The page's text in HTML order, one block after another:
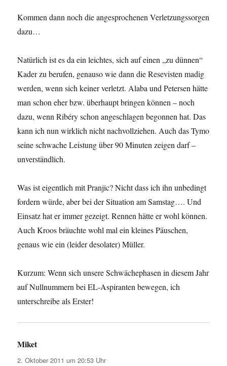
Kommen dann noch die angesprochenen Verletzungssorgen
dazu…
Natürlich ist es da ein leichtes, sich auf einen „zu dünnen“
Kader zu berufen, genauso wie dann die Resevisten madig
werden, wenn sich keiner verletzt. Alaba und Petersen hätte
man schon eher bzw. überhaupt bringen können – noch
dazu, wenn Ribéry schon angeschlagen begonnen hat. Das
kann ich nun wirklich nicht nachvollziehen. Auch das Tymo
seine schwache Leistung über 90 Minuten zeigen darf –
unverständlich.
Was ist eigentlich mit Pranjic? Nicht dass ich ihn unbedingt
fordern würde, aber bei der Situation am Samstag…. Und
Einsatz hat er immer gezeigt. Rennen hätte er wohl können.
Auch Kroos bräuchte wohl mal ein kleines Päuschen,
genaus wie ein (leider desolater) Müller.
Kurzum: Wenn sich unsere Schwächephasen in diesem Jahr
auf Nullnummern bei EL-Aspiranten bewegen, ich
unterschreibe als Erster!
Miketsagt:
2. Oktober 2011 um 20:53 Uhr